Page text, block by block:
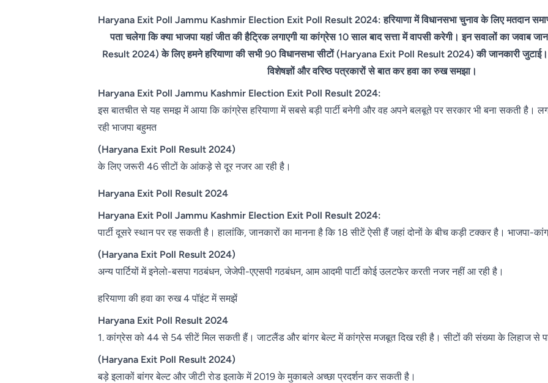
Haryana Exit Poll Jammu Kashmir Election Exit Poll Result 2024: हरियाणा में विधानसभा चुनाव के लिए मतदान
पता चलेगा कि क्या भाजपा यहां जीत की हैट्रिक लगाएगी या कांग्रेस 10 साल बाद सत्ता में वापसी करेगी। इन सवालों का जवाब
Result 2024) के लिए हमने हरियाणा की सभी 90 विधानसभा सीटों (Haryana Exit Poll Result 2024) की जानकारी
विशेषज्ञों और वरिष्ठ पत्रकारों से बात कर हवा का रुख समझा।
Haryana Exit Poll Jammu Kashmir Election Exit Poll Result 2024:
इस बातचीत से यह समझ में आया कि कांग्रेस हरियाणा में सबसे बड़ी पार्टी बनेगी और वह अपने बलबूते पर सरकार भी बना सकती है।
रही भाजपा बहुमत
(Haryana Exit Poll Result 2024)
के लिए जरूरी 46 सीटों के आंकड़े से दूर नजर आ रही है।
Haryana Exit Poll Result 2024
Haryana Exit Poll Jammu Kashmir Election Exit Poll Result 2024:
पार्टी दूसरे स्थान पर रह सकती है। हालांकि, जानकारों का मानना ​​है कि 18 सीटें ऐसी हैं जहां दोनों के बीच कड़ी टक्कर है। भाजपा-
(Haryana Exit Poll Result 2024)
अन्य पार्टियों में इनेलो-बसपा गठबंधन, जेजेपी-एएसपी गठबंधन, आम आदमी पार्टी कोई उलटफेर करती नजर नहीं आ रही है।
हरियाणा की हवा का रुख 4 पॉइंट में समझें
Haryana Exit Poll Result 2024
1. कांग्रेस को 44 से 54 सीटें मिल सकती हैं। जाटलैंड और बांगर बेल्ट में कांग्रेस मजबूत दिख रही है। सीटों की संख्या के लिहाज से
(Haryana Exit Poll Result 2024)
बड़े इलाकों बांगर बेल्ट और जीटी रोड इलाके में 2019 के मुकाबले अच्छा प्रदर्शन कर सकती है।